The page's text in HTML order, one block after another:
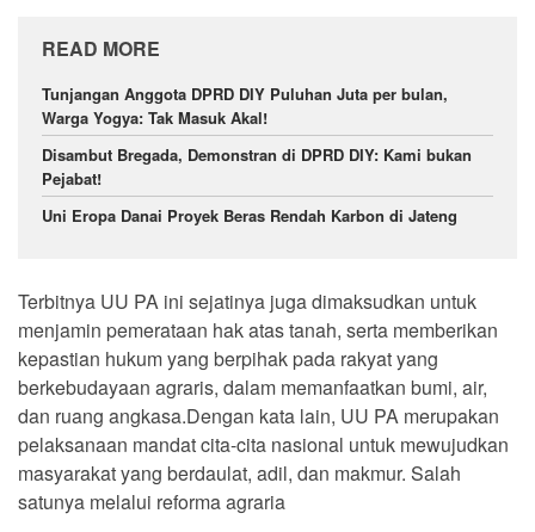
READ MORE
Tunjangan Anggota DPRD DIY Puluhan Juta per bulan,
Warga Yogya: Tak Masuk Akal!
Disambut Bregada, Demonstran di DPRD DIY: Kami bukan
Pejabat!
Uni Eropa Danai Proyek Beras Rendah Karbon di Jateng
Terbitnya UU PA ini sejatinya juga dimaksudkan untuk
menjamin pemerataan hak atas tanah, serta memberikan
kepastian hukum yang berpihak pada rakyat yang
berkebudayaan agraris, dalam memanfaatkan bumi, air,
dan ruang angkasa.Dengan kata lain, UU PA merupakan
pelaksanaan mandat cita-cita nasional untuk mewujudkan
masyarakat yang berdaulat, adil, dan makmur. Salah
satunya melalui reforma agraria